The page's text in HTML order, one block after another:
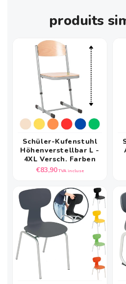
produits
Schüler-Kufenstuhl
Höhenverstellbar L -
4XL Versch. Farben
Prix
€83,90TVA incluse